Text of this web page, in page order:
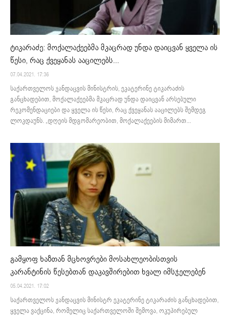
ტიკარაძე: მოქალაქეებმა მკაცრად უნდა დაიცვან ყველა ის
წესი, რაც ქვეყანას ააცილებს...
07.04.2021. 17:36
საქართველოს ჯანდაცვის მინისტრის, ეკატერინე ტიკარაძის
განცხადებით, მოქალაქეებმა მკაცრად უნდა დაიცვან არსებული
რეკომენდაციები და ყველა ის წესი, რაც ქვეყანას ააცილებს შემდეგ
ლოკდაუნს. „დღეის მდგომარეობით, მოქალაქეების მიმართ...
გამყოფ ხაზთან მცხოვრები მოსახლეობისთვის
კარანტინის წესებთან დაკავშირებით ხვალ იმსჯელებენ
05.04.2021. 17:02
საქართველოს ჯანდაცვის მინისტრ ეკატერინე ტიკარაძის განცხადებით,
ყველა ვაქცინა, რომელიც საქართველოში შემოვა, ოკუპირებულ